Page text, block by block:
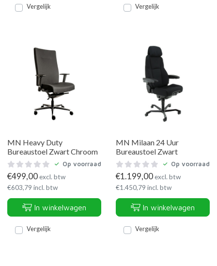
Vergelijk Vergelijk
MN Heavy Duty
Bureaustoel Zwart Chroom
Op voorraad
€499,00excl. btw
€603,79 incl. btw
In winkelwagen
Vergelijk
MN Milaan 24 Uur
Bureaustoel Zwart
Op voorraad
€1.199,00excl. btw
€1.450,79 incl. btw
In winkelwagen
Vergelijk